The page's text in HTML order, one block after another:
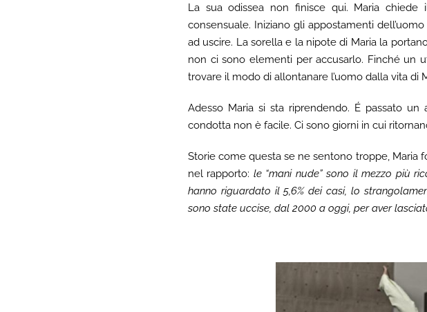
La sua odissea non finisce qui. Maria
consensuale. Iniziano gli appostamenti
ad uscire. La sorella e la nipote di Maria la
non ci sono elementi per accusarlo. Finché un
trovare il modo di allontanare l’uomo dalla vita di
Adesso Maria si sta riprendendo. É passato
condotta non è facile. Ci sono giorni in cui
Storie come questa se ne sentono troppe, Maria
nel rapporto: le “mani nude” sono il mezzo più
hanno riguardato il 5,6% dei casi, lo
sono state uccise, dal 2000 a oggi, per aver